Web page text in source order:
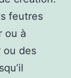
feutres
ou à
ou des